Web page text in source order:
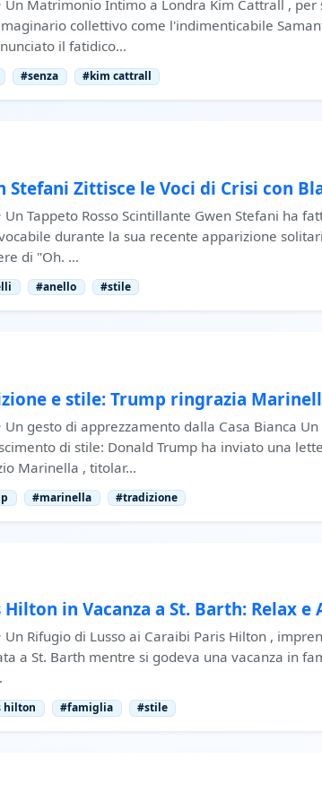
· Un Matrimonio Intimo a Londra Kim Cattrall , per
collettivo come l'indimenticabile
il fatidico…
#senza #kim cattrall
Stefani Zittisce le Voci di Crisi con
· Un Tappeto Rosso Scintillante Gwen Stefani ha
durante la sua recente apparizione
di "Oh. …
#anello #stile
e stile: Trump ringrazia
· Un gesto di apprezzamento dalla Casa Bianca
di stile: Donald Trump ha inviato una
Marinella , titolar…
#marinella #tradizione
Hilton in Vacanza a St. Barth: Relax
· Un Rifugio di Lusso ai Caraibi Paris Hilton ,
a St. Barth mentre si godeva una vacanza in
hilton #famiglia #stile